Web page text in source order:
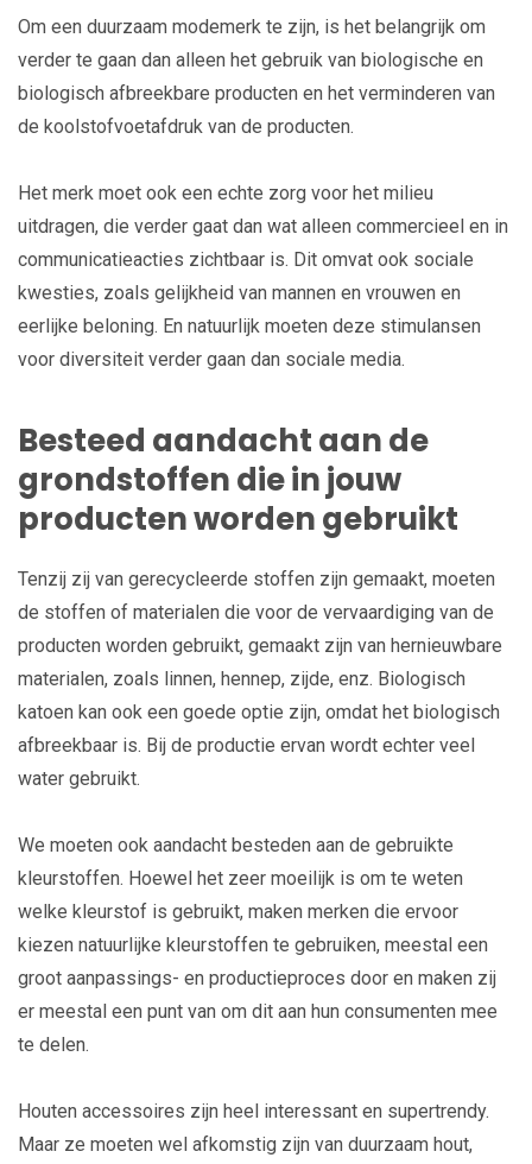
Om een duurzaam modemerk te zijn, is het belangrijk om
verder te gaan dan alleen het gebruik van biologische en
biologisch afbreekbare producten en het verminderen van
de koolstofvoetafdruk van de producten.
Het merk moet ook een echte zorg voor het milieu
uitdragen, die verder gaat dan wat alleen commercieel en in
communicatieacties zichtbaar is. Dit omvat ook sociale
kwesties, zoals gelijkheid van mannen en vrouwen en
eerlijke beloning. En natuurlijk moeten deze stimulansen
voor diversiteit verder gaan dan sociale media.
Besteed aandacht aan de
grondstoffen die in jouw
producten worden gebruikt
Tenzij zij van gerecycleerde stoffen zijn gemaakt, moeten
de stoffen of materialen die voor de vervaardiging van de
producten worden gebruikt, gemaakt zijn van hernieuwbare
materialen, zoals linnen, hennep, zijde, enz. Biologisch
katoen kan ook een goede optie zijn, omdat het biologisch
afbreekbaar is. Bij de productie ervan wordt echter veel
water gebruikt.
We moeten ook aandacht besteden aan de gebruikte
kleurstoffen. Hoewel het zeer moeilijk is om te weten
welke kleurstof is gebruikt, maken merken die ervoor
kiezen natuurlijke kleurstoffen te gebruiken, meestal een
groot aanpassings- en productieproces door en maken zij
er meestal een punt van om dit aan hun consumenten mee
te delen.
Houten accessoires zijn heel interessant en supertrendy.
Maar ze moeten wel afkomstig zijn van duurzaam hout,